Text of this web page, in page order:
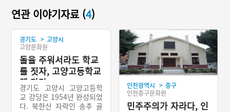
연관 이야기자료 (4)
경기도 > 고양시
고양문화원
돌을 주워서라도 학교
를 짓자, 고양고등학교
옛 강당
경기도 고양시 고양고등학
교 강당은 1954년 완성되었
다. 북한산 자락인 송추 골
인천광역시 > 중구
인천중구문화원
민주주의가 자라다, 인